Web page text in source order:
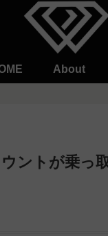
About
ントが乗っ